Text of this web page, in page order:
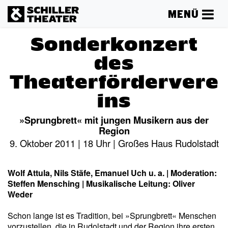
MENÜ
Sonderkonzert
des
Theaterfördervere
ins
»Sprungbrett« mit jungen Musikern aus der
Region
9. Oktober 2011 | 18 Uhr | Großes Haus Rudolstadt
Wolf Attula, Nils Stäfe, Emanuel Uch u. a. | Moderation:
Steffen Mensching | Musikalische Leitung: Oliver
Weder
Schon lange ist es Tradition, bei »Sprungbrett« Menschen